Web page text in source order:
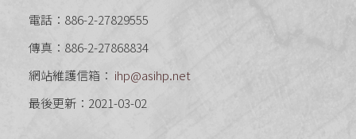
電話：886-2-27829555
傳真：886-2-27868834
網站維護信箱： ihp@asihp.net
最後更新：2021-03-02